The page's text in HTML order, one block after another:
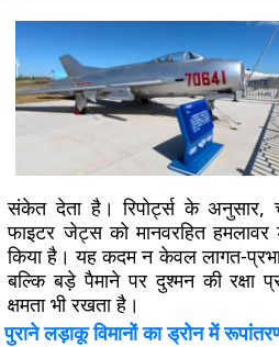
संकेत देता है। रिपोर्ट्स के
फाइटर जेट्स को मानवरहित हमलावर
किया है। यह कदम न केवल लागत-
बल्कि बड़े पैमाने पर दुश्मन की रक्षा
क्षमता भी रखता है।
पुराने लड़ाकू विमानों का ड्रोन में